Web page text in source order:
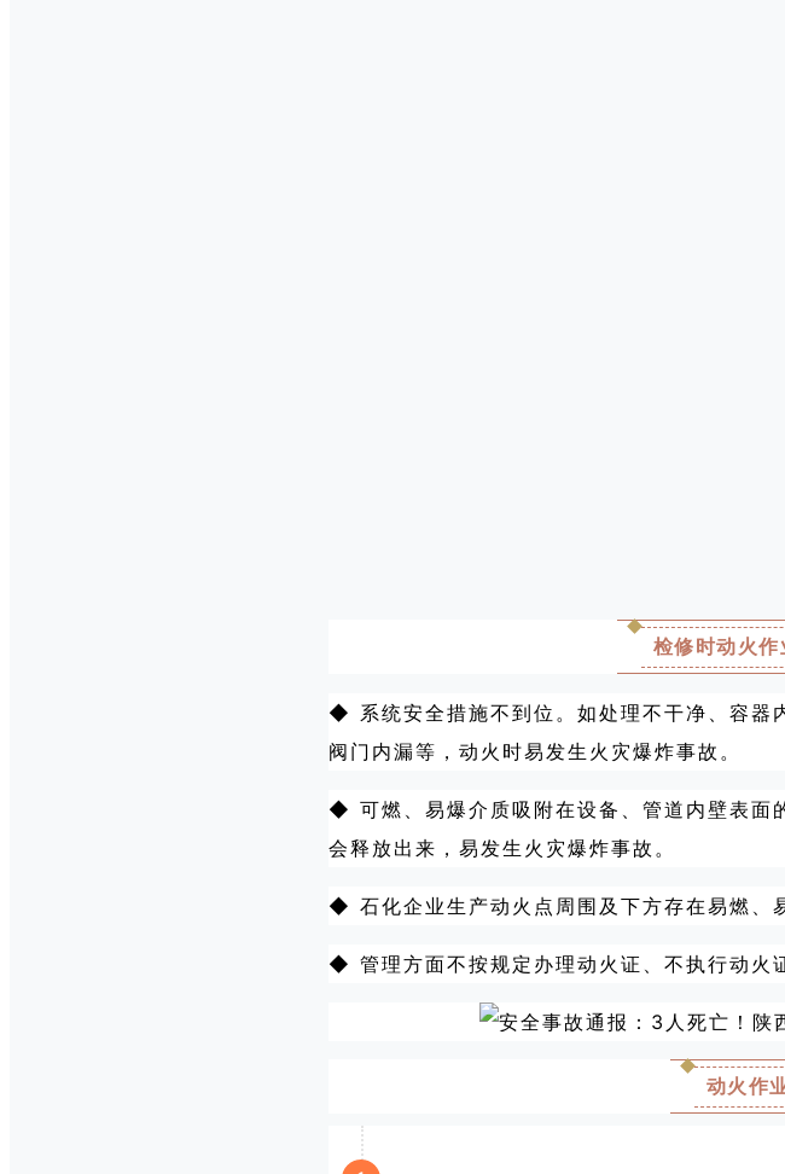
检修时动火作
◆ 系统安全措施不到位。如处理不干净、容器
阀门内漏等，动火时易发生火灾爆炸事故。
◆ 可燃、易爆介质吸附在设备、管道内壁表面
会释放出来，易发生火灾爆炸事故。
◆ 石化企业生产动火点周围及下方存在易燃、
◆ 管理方面不按规定办理动火证、不执行动火
动火作